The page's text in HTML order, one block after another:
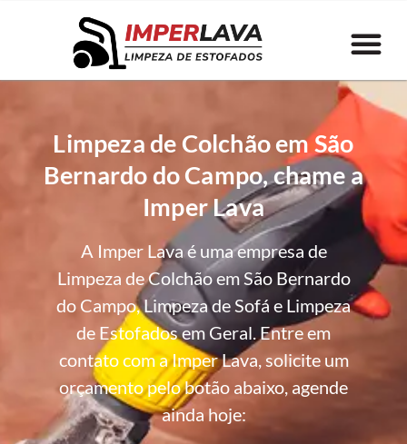
Limpeza de Colchão em São
Bernardo do Campo, chame a
Imper Lava
A Imper Lava é uma empresa de
Limpeza de Colchão em São Bernardo
do Campo, Limpeza de Sofá e Limpeza
de Estofados em Geral. Entre em
contato com a Imper Lava, solicite um
orçamento pelo botão abaixo, agende
ainda hoje: